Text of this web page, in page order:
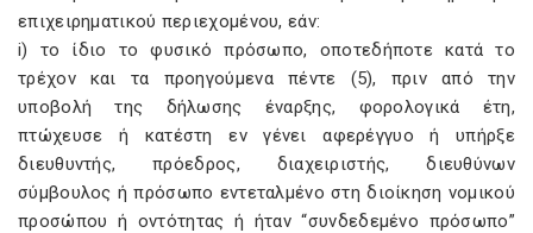
επιχειρηματικού περιεχομένου, εάν:
i) το ίδιο το φυσικό πρόσωπο, οποτεδήποτε κατά το
τρέχον και τα προηγούμενα πέντε (5), πριν από την
υποβολή της δήλωσης έναρξης, φορολογικά έτη,
πτώχευσε ή κατέστη εν γένει αφερέγγυο ή υπήρξε
διευθυντής, πρόεδρος, διαχειριστής, διευθύνων
σύμβουλος ή πρόσωπο εντεταλμένο στη διοίκηση νομικού
προσώπου ή οντότητας ή ήταν “συνδεδεμένο πρόσωπο”